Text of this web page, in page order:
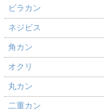
ビラカン
ネジビス
角カン
オクリ
丸カン
二重カン